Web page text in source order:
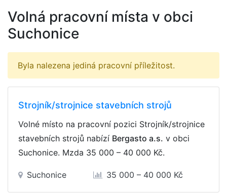
Volná pracovní místa v obci
Suchonice
Byla nalezena jediná pracovní příležitost.
Strojník/strojnice stavebních strojů
Volné místo na pracovní pozici Strojník/strojnice
stavebních strojů nabízí Bergasto a.s. v obci
Suchonice. Mzda 35 000 – 40 000 Kč.
Suchonice 35 000 – 40 000 Kč